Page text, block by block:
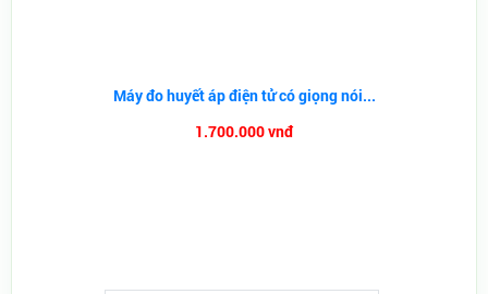
Máy đo huyết áp điện tử có giọng nói...
1.700.000 vnđ